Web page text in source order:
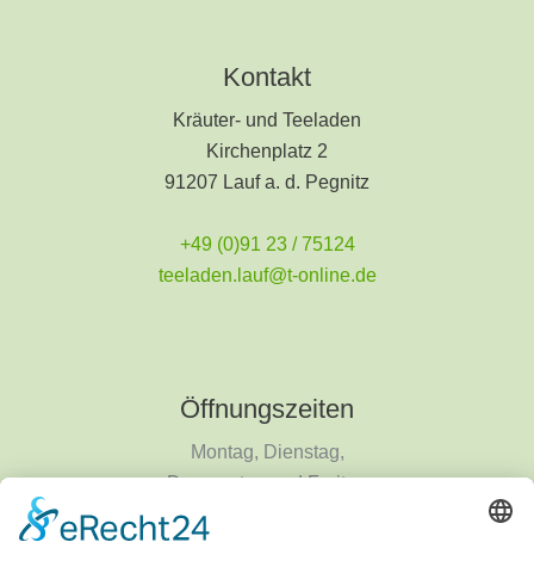
Kontakt
Kräuter- und Teeladen
Kirchenplatz 2
91207 Lauf a. d. Pegnitz
+49 (0)91 23 / 75124
teeladen.lauf@t-online.de
Öffnungszeiten
Montag, Dienstag,
Donnerstag und Freitag